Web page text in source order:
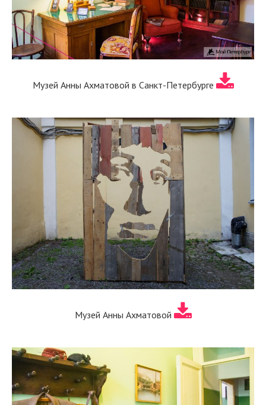
Музей Анны Ахматовой в Санкт-Петербурге
Музей Анны Ахматовой